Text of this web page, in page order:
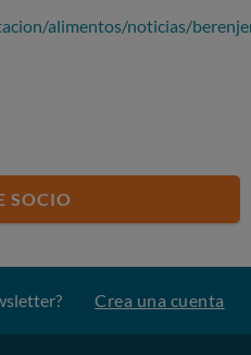
alimentos/noticias/
SOCIO
Crea una cuenta